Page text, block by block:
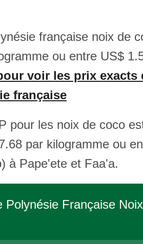
française noix de
ou entre US$
voir les prix exacts
française
pour les noix de coco
par kilogramme ou
à Pape'ete et Faa'a.
Polynésie Française Noix